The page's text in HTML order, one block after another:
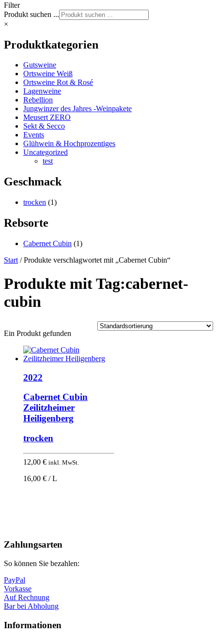
Filter
Produkt suchen ...
×
Produktkategorien
Gutsweine
Ortsweine Weiß
Ortsweine Rot & Rosé
Lagenweine
Rebellion
Jungwinzer des Jahres -Weinpakete
Meusert ZERO
Sekt & Secco
Events
Glühwein & Hochprozentiges
Uncategorized
test
Geschmack
trocken (1)
Rebsorte
Cabernet Cubin (1)
Start / Produkte verschlagwortet mit „Cabernet Cubin“
Produkte mit Tag:cabernet-
cubin
Ein Produkt gefunden
2022
Cabernet Cubin
Zeilitzheimer
Heiligenberg
trocken
12,00 € inkl. MwSt.
16,00 € / L
oben
Zahlungsarten
So können Sie bezahlen:
PayPal
Vorkasse
Auf Rechnung
Bar bei Abholung
Informationen